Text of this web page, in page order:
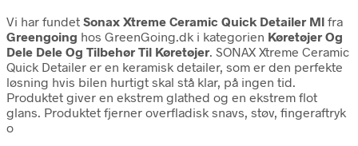
Vi har fundet Sonax Xtreme Ceramic Quick Detailer Ml fra
Greengoing hos GreenGoing.dk i kategorien Køretøjer Og
Dele Dele Og Tilbehør Til Køretøjer. SONAX Xtreme Ceramic
Quick Detailer er en keramisk detailer, som er den perfekte
løsning hvis bilen hurtigt skal stå klar, på ingen tid.
Produktet giver en ekstrem glathed og en ekstrem flot
glans. Produktet fjerner overfladisk snavs, støv, fingeraftryk
o